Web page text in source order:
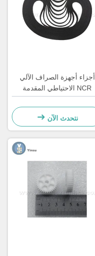
أجزاء أجهزة الصراف الآلي
NCR الاحتياطي المقدمة
الوصول الأمامي حزام LVDT
4450544331
نتحدث الآن